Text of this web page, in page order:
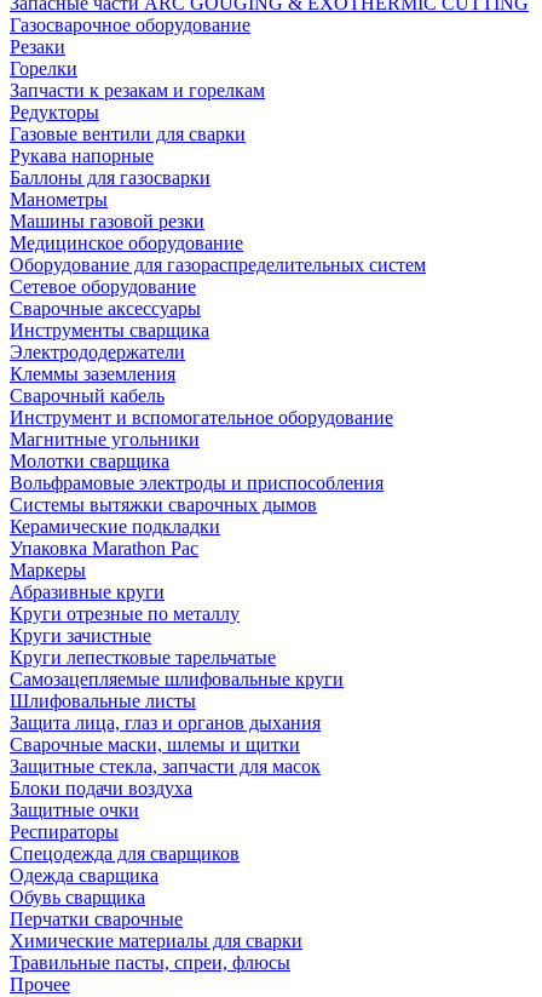
Газосварочное оборудование
Резаки
Горелки
Запчасти к резакам и горелкам
Редукторы
Газовые вентили для сварки
Рукава напорные
Баллоны для газосварки
Манометры
Машины газовой резки
Медицинское оборудование
Оборудование для газораспределительных систем
Сетевое оборудование
Сварочные аксессуары
Инструменты сварщика
Электрододержатели
Клеммы заземления
Сварочный кабель
Инструмент и вспомогательное оборудование
Магнитные угольники
Молотки сварщика
Вольфрамовые электроды и приспособления
Системы вытяжки сварочных дымов
Керамические подкладки
Упаковка Marathon Pac
Маркеры
Абразивные круги
Круги отрезные по металлу
Круги зачистные
Круги лепестковые тарельчатые
Самозацепляемые шлифовальные круги
Шлифовальные листы
Защита лица, глаз и органов дыхания
Сварочные маски, шлемы и щитки
Защитные стекла, запчасти для масок
Блоки подачи воздуха
Защитные очки
Респираторы
Спецодежда для сварщиков
Одежда сварщика
Обувь сварщика
Перчатки сварочные
Химические материалы для сварки
Травильные пасты, спреи, флюсы
Прочее